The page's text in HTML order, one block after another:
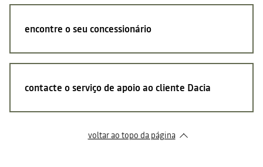
encontre o seu concessionário
contacte o serviço de apoio ao cliente Dacia
voltar ao topo da página